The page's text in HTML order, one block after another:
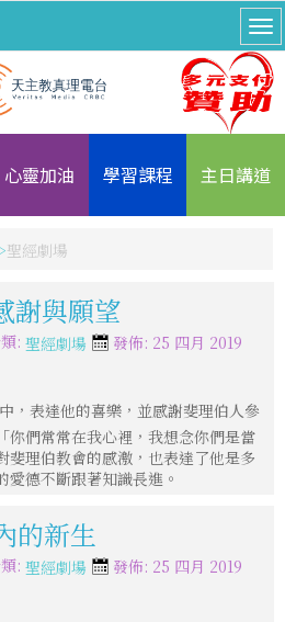
心靈加油 學習課程 主日講道
聖經劇場
謝與願望
: 聖經劇場
發佈: 25 四月 2019
，表達他的喜樂，並感謝斐理伯人參
你們常常在我心裡，我想念你們是當
斐理伯教會的感激，也表達了他是多
德不斷跟著知識長進。
的新生
: 聖經劇場
發佈: 25 四月 2019